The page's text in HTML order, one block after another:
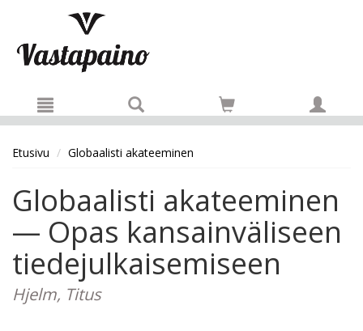
Etusivu Globaalisti akateeminen
Globaalisti akateeminen
— Opas kansainväliseen
tiedejulkaisemiseen
Hjelm, Titus